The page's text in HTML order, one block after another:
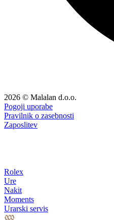
2026 © Malalan d.o.o.
Pogoji uporabe
Pravilnik o zasebnosti
Zaposlitev
Rolex
Ure
Nakit
Moments
Urarski servis